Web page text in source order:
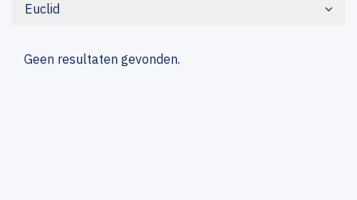
Euclid
Geen resultaten gevonden.